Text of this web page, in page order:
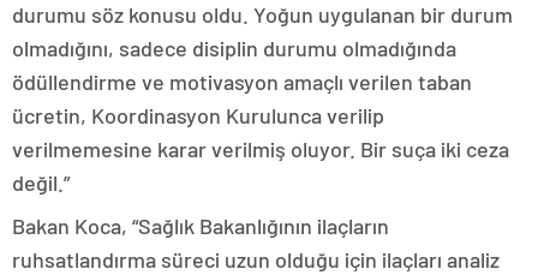
durumu söz konusu oldu. Yoğun uygulanan bir durum
olmadığını, sadece disiplin durumu olmadığında
ödüllendirme ve motivasyon amaçlı verilen taban
ücretin, Koordinasyon Kurulunca verilip
verilmemesine karar verilmiş oluyor. Bir suça iki ceza
değil.”
Bakan Koca, “Sağlık Bakanlığının ilaçların
ruhsatlandırma süreci uzun olduğu için ilaçları analiz